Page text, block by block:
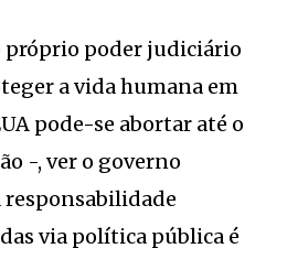
próprio poder judiciário
a vida humana em
pode-se abortar até o
-, ver o governo
via política pública é